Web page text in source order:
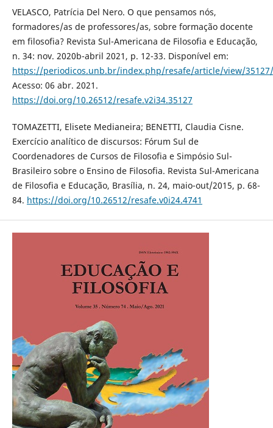
VELASCO, Patrícia Del Nero. O que pensamos nós,
formadores/as de professores/as, sobre formação docente
em filosofia? Revista Sul-Americana de Filosofia e Educação,
n. 34: nov. 2020b-abril 2021, p. 12-33. Disponível em:
https://periodicos.unb.br/index.php/resafe/article/view/
Acesso: 06 abr. 2021.
https://doi.org/10.26512/resafe.v2i34.35127
TOMAZETTI, Elisete Medianeira; BENETTI, Claudia Cisne.
Exercício analítico de discursos: Fórum Sul de
Coordenadores de Cursos de Filosofia e Simpósio Sul-
Brasileiro sobre o Ensino de Filosofia. Revista Sul-Americana
de Filosofia e Educação, Brasília, n. 24, maio-out/2015, p. 68-
84. https://doi.org/10.26512/resafe.v0i24.4741